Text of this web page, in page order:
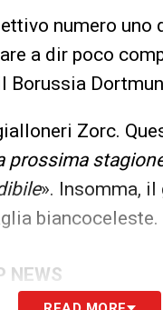
numero
a dir poco
Borussia
Zorc.
prossima
». Insomma,
biancoceleste.
NEWS